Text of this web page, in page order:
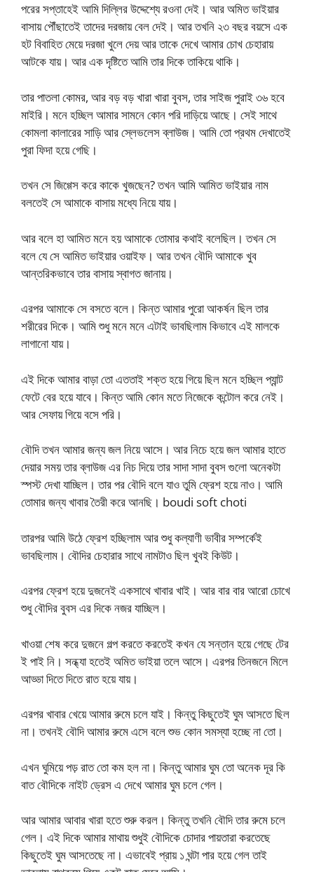
পরের সপ্তাহেই আমি দিল্লির উদ্দেশ্যে রওনা দেই। আর অমিত ভাইয়ার
বাসায় পৌঁছাতেই তাদের দরজায় বেল দেই। আর তখনি ২৩ বছর বয়সে এক
হট বিবাহিত মেয়ে দরজা খুলে দেয় আর তাকে দেখে আমার চোখ চেহারায়
আটকে যায়। আর এক দৃষ্টিতে আমি তার দিকে তাকিয়ে থাকি।
তার পাতলা কোমর, আর বড় বড় খারা খারা বুবস, তার সাইজ পুরাই ৩৬ হবে
মাইরি। মনে হচ্ছিল আমার সামনে কোন পরি দাড়িয়ে আছে। সেই সাথে
কোমলা কালারের সাড়ি আর স্লেভলেস ব্লাউজ। আমি তো প্রথম দেখাতেই
পুরা ফিদা হয়ে গেছি।
তখন সে জিগ্গেস করে কাকে খুজছেন? তখন আমি আমিত ভাইয়ার নাম
বলতেই সে আমাকে বাসায় মধ্যে নিয়ে যায়।
আর বলে হা আমিত মনে হয় আমাকে তোমার কথাই বলেছিল। তখন সে
বলে যে সে আমিত ভাইয়ার ওয়াইফ। আর তখন বৌদি আমাকে খুব
আন্তরিকভাবে তার বাসায় স্বাগত জানায়।
এরপর আমাকে সে বসতে বলে। কিন্ত আমার পুরো আকর্ষন ছিল তার
শরীরের দিকে। আমি শুধু মনে মনে এটাই ভাবছিলাম কিভাবে এই মালকে
লাগানো যায়।
এই দিকে আমার বাড়া তো এততাই শক্ত হয়ে গিয়ে ছিল মনে হচ্ছিল প্যান্ট
ফেটে বের হয়ে যাবে। কিন্ত আমি কোন মতে নিজেকে কন্টোল করে নেই।
আর সেফায় গিয়ে বসে পরি।
বৌদি তখন আমার জন্য জল নিয়ে আসে। আর নিচে হয়ে জল আমার হাতে
দেয়ার সময় তার ব্লাউজ এর নিচ দিয়ে তার সাদা সাদা বুবস গুলো অনেকটা
স্পস্ট দেখা যাচ্ছিল। তার পর বৌদি বলে যাও তুমি ফ্রেশ হয়ে নাও। আমি
তোমার জন্য খাবার তৈরী করে আনছি। boudi soft choti
তারপর আমি উঠে ফ্রেশ হচ্ছিলাম আর শুধু কল্যাণী ভাবীর সম্পর্কেই
ভাবছিলাম। বৌদির চেহারার সাথে নামটাও ছিল খুবই কিউট।
এরপর ফ্রেশ হয়ে দুজনেই একসাথে খাবার খাই। আর বার বার আরো চোখে
শুধু বৌদির বুবস এর দিকে নজর যাচ্ছিল।
খাওয়া শেষ করে দুজনে গল্প করতে করতেই কখন যে সন্তান হয়ে গেছে টের
ই পাই নি। সন্ধ্যা হতেই অমিত ভাইয়া তলে আসে। এরপর তিনজনে মিলে
আড্ডা দিতে দিতে রাত হয়ে যায়।
এরপর খাবার খেয়ে আমার রুমে চলে যাই। কিন্তু কিছুতেই ঘুম আসতে ছিল
না। তখনই বৌদি আমার রুমে এসে বলে শুভ কোন সমস্যা হচ্ছে না তো।
এখন ঘুমিয়ে পড় রাত তো কম হল না। কিন্তু আমার ঘুম তো অনেক দূর কি
বাত বৌদিকে নাইট ড্রেস এ দেখে আমার ঘুম চলে গেল।
আর আমার আবার খারা হতে শুরু করল। কিন্তু তখনি বৌদি তার রুমে চলে
গেল। এই দিকে আমার মাথায় শুধুই বৌদিকে চোদার পায়তারা করতেছে
কিছুতেই ঘুম আসতেছে না। এভাবেই প্রায় ১ ঘন্টা পার হয়ে গেল তাই